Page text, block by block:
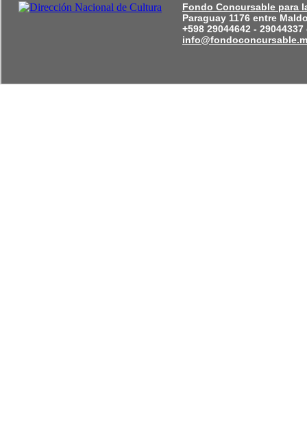
Fondo Concursable para
Paraguay 1176 entre
+598 29044642 -